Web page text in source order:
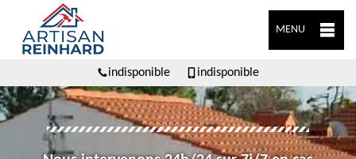
MENU
indisponible indisponible